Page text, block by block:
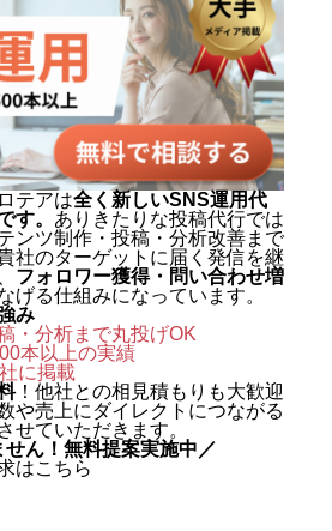
テアは全く新しいSNS運用代
す。 ありきたりな投稿代行では
ンツ制作・投稿・分析改善まで
社のターゲットに届く発信を継
フォロワー獲得・問い合わせ増
げる仕組みになっています。
み
・分析まで丸投げOK
本以上の実績
に掲載
！他社との相見積もりも大歓迎
や売上にダイレクトにつながる
せていただきます。
せん！無料提案実施中／
はこちら